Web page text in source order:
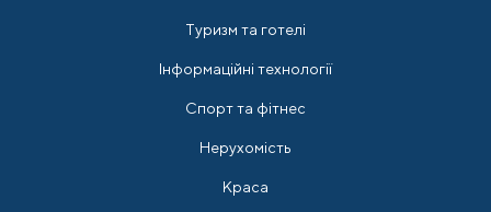
Туризм та готелі
Інформаційні технології
Спорт та фітнес
Нерухомість
Краса